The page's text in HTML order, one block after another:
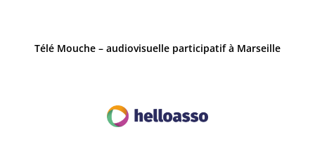
Télé Mouche – audiovisuelle participatif à Marseille